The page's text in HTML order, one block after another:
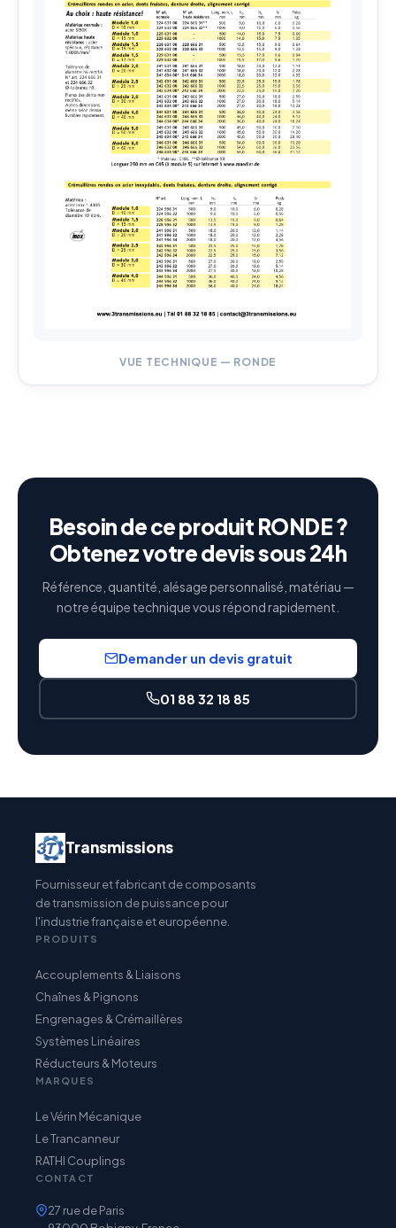
VUE TECHNIQUE — RONDE
Besoin de ce produit RONDE ?
Obtenez votre devis sous 24h
Référence, quantité, alésage personnalisé, matériau —
notre équipe technique vous répond rapidement.
Demander un devis gratuit
01 88 32 18 85
Transmissions
Fournisseur et fabricant de composants
de transmission de puissance pour
l'industrie française et européenne.
PRODUITS
Accouplements & Liaisons
Chaînes & Pignons
Engrenages & Crémaillères
Systèmes Linéaires
Réducteurs & Moteurs
MARQUES
Le Vérin Mécanique
Le Trancanneur
RATHI Couplings
CONTACT
27 rue de Paris